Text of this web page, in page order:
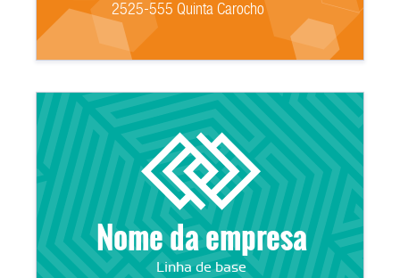
2525-555 Quinta Carocho
Nome da empresa
Linha de base